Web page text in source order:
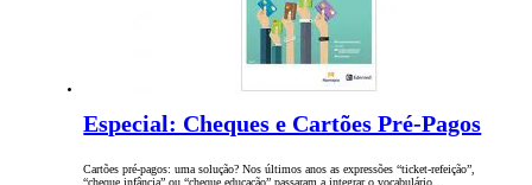
Especial: Cheques e Cartões Pré-Pagos
Cartões pré-pagos: uma solução? Nos últimos anos as expressões “ticket-refeição”,
“cheque infância” ou “cheque educação” passaram a integrar o vocabulário…